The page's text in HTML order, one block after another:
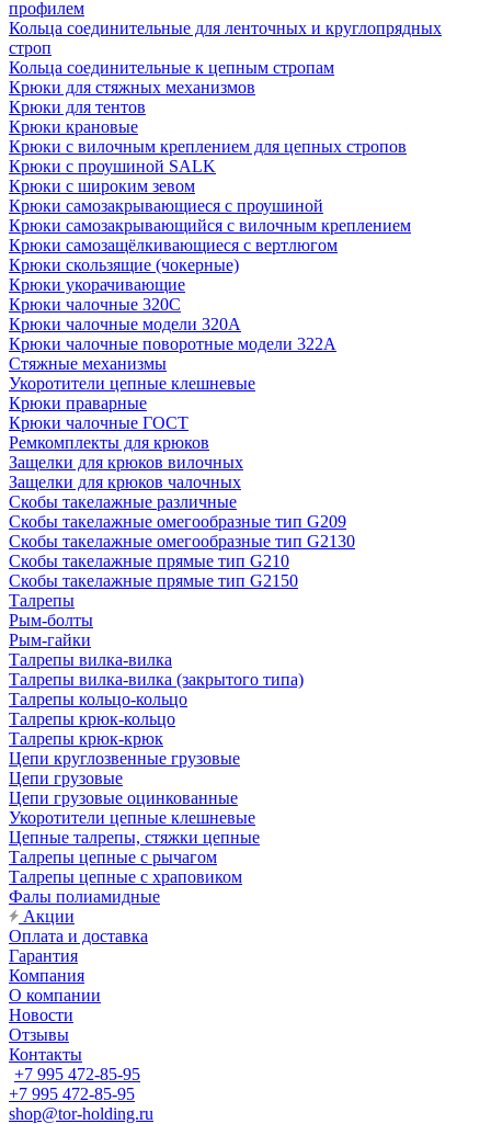
профилем
Кольца соединительные для ленточных и круглопрядных
строп
Кольца соединительные к цепным стропам
Крюки для стяжных механизмов
Крюки для тентов
Крюки крановые
Крюки с вилочным креплением для цепных стропов
Крюки с проушиной SALK
Крюки с широким зевом
Крюки самозакрывающиеся с проушиной
Крюки самозакрывающийся с вилочным креплением
Крюки самозащёлкивающиеся с вертлюгом
Крюки скользящие (чокерные)
Крюки укорачивающие
Крюки чалочные 320C
Крюки чалочные модели 320А
Крюки чалочные поворотные модели 322А
Стяжные механизмы
Укоротители цепные клешневые
Крюки праварные
Крюки чалочные ГОСТ
Ремкомплекты для крюков
Защелки для крюков вилочных
Защелки для крюков чалочных
Скобы такелажные различные
Скобы такелажные омегообразные тип G209
Скобы такелажные омегообразные тип G2130
Скобы такелажные прямые тип G210
Скобы такелажные прямые тип G2150
Талрепы
Рым-болты
Рым-гайки
Талрепы вилка-вилка
Талрепы вилка-вилка (закрытого типа)
Талрепы кольцо-кольцо
Талрепы крюк-кольцо
Талрепы крюк-крюк
Цепи круглозвенные грузовые
Цепи грузовые
Цепи грузовые оцинкованные
Укоротители цепные клешневые
Цепные талрепы, стяжки цепные
Талрепы цепные с рычагом
Талрепы цепные с храповиком
Фалы полиамидные
Акции
Оплата и доставка
Гарантия
Компания
О компании
Новости
Отзывы
Контакты
+7 995 472-85-95
+7 995 472-85-95
shop@tor-holding.ru